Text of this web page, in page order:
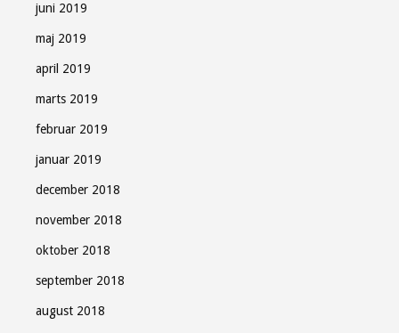
juni 2019
maj 2019
april 2019
marts 2019
februar 2019
januar 2019
december 2018
november 2018
oktober 2018
september 2018
august 2018